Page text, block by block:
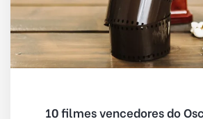
10 filmes vencedores do